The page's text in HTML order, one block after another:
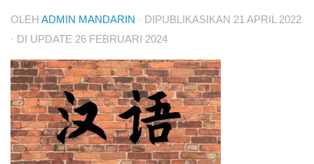
OLEH ADMIN MANDARIN · DIPUBLIKASIKAN 21 APRIL 2022
· DI UPDATE 26 FEBRUARI 2024